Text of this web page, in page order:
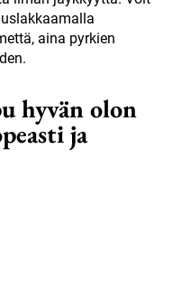
aina pyrkien
hyvän olon
ja